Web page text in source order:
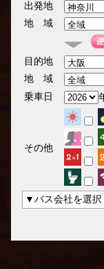
出発地
地 域
目的地
地 域
乗車日
その他
▼バス会社を選択